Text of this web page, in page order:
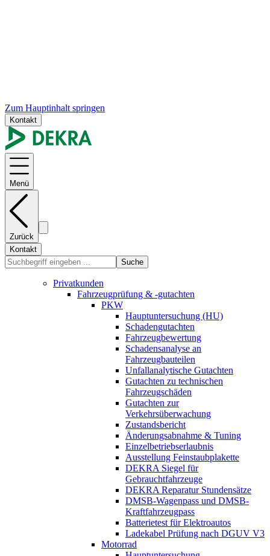
Zum Hauptinhalt springen
Kontakt
Menü
Zurück
Kontakt
Suche
Privatkunden
Fahrzeugprüfung & -gutachten
PKW
Hauptuntersuchung (HU)
Schadengutachten
Fahrzeugbewertung
Schadensanalyse an
Fahrzeugbauteilen
Unfallanalytische Gutachten
Gutachten zu technischen
Fahrzeugschäden
Gutachten zur
Verkehrsüberwachung
Zustandsbericht
Änderungsabnahme & Tuning
Einzelbetriebserlaubnis
Ausstellung Feinstaubplakette
DEKRA Siegel für
Gebrauchtfahrzeuge
DEKRA Reparatur Stundensätze
DMSB-Wagenpass und DMSB-
Kraftfahrzeugpass
Batterietest für Elektroautos
Ladekabel Prüfung nach DGUV V3
Motorrad